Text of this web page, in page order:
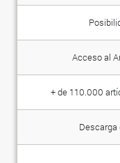
Acceso al
+ de 110.000
Descarga